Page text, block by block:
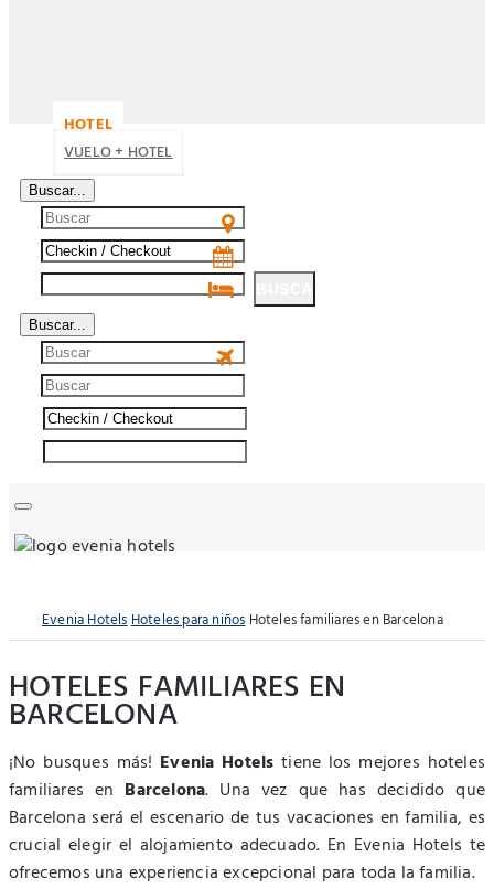
HOTEL
VUELO + HOTEL
Buscar...
Buscar...
Evenia HotelsHoteles para niños Hoteles familiares en Barcelona
HOTELES FAMILIARES EN
BARCELONA
¡No busques más! Evenia Hotels tiene los mejores hoteles
familiares en Barcelona. Una vez que has decidido que
Barcelona será el escenario de tus vacaciones en familia, es
crucial elegir el alojamiento adecuado. En Evenia Hotels te
ofrecemos una experiencia excepcional para toda la familia.